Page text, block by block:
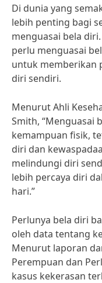
Di dunia yang
lebih penting bagi
menguasai bela
perlu menguasai
untuk memberikan
diri sendiri.
Menurut Ahli
Smith, “Menguasai
kemampuan fisik,
diri dan
melindungi diri
lebih percaya diri
hari.”
Perlunya bela diri
oleh data tentang
Menurut laporan
Perempuan dan
kasus kekerasan